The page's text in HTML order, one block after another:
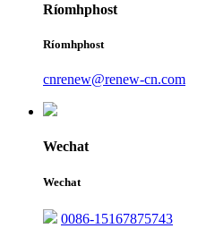
Ríomhphost
Ríomhphost
cnrenew@renew-cn.com
Wechat
Wechat
0086-15167875743